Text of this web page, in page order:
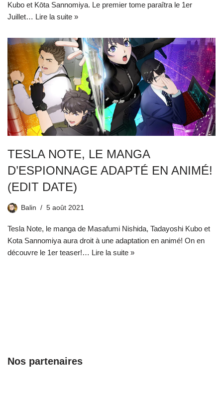
Kubo et Kōta Sannomiya. Le premier tome paraîtra le 1er
Juillet… Lire la suite »
TESLA NOTE, LE MANGA
D’ESPIONNAGE ADAPTÉ EN ANIMÉ!
(EDIT DATE)
Balin 5 août 2021
Tesla Note, le manga de Masafumi Nishida, Tadayoshi Kubo et
Kota Sannomiya aura droit à une adaptation en animé! On en
découvre le 1er teaser!… Lire la suite »
Nos partenaires